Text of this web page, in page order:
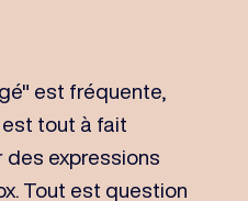
est fréquente,
est tout à fait
des expressions
Tout est question